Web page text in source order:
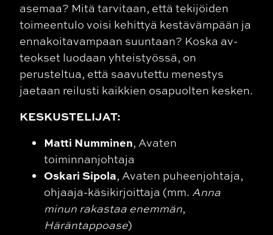
asemaa? Mitä tarvitaan, että tekijöiden
toimeentulo voisi kehittyä kestävämpään ja
ennakoitavampaan suuntaan? Koska av-
teokset luodaan yhteistyössä, on
perusteltua, että saavutettu menestys
jaetaan reilusti kaikkien osapuolten kesken.
KESKUSTELIJAT:
Matti Numminen, Avaten
toiminnanjohtaja
Oskari Sipola, Avaten puheenjohtaja,
ohjaaja-käsikirjoittaja (mm. Anna
minun rakastaa enemmän,
Häräntappoase)